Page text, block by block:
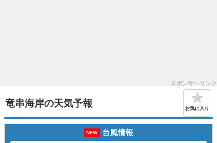
スポンサーリンク
竜串海岸の天気予報 お気に入り
NEW 台風情報